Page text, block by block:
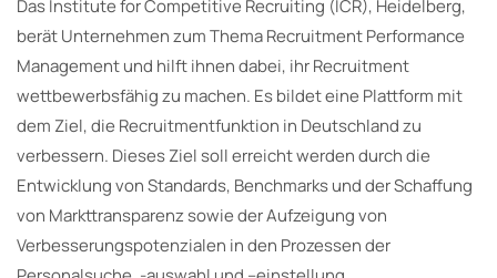
Das Institute for Competitive Recruiting (ICR), Heidelberg,
berät Unternehmen zum Thema Recruitment Performance
Management und hilft ihnen dabei, ihr Recruitment
wettbewerbsfähig zu machen. Es bildet eine Plattform mit
dem Ziel, die Recruitmentfunktion in Deutschland zu
verbessern. Dieses Ziel soll erreicht werden durch die
Entwicklung von Standards, Benchmarks und der Schaffung
von Markttransparenz sowie der Aufzeigung von
Verbesserungspotenzialen in den Prozessen der